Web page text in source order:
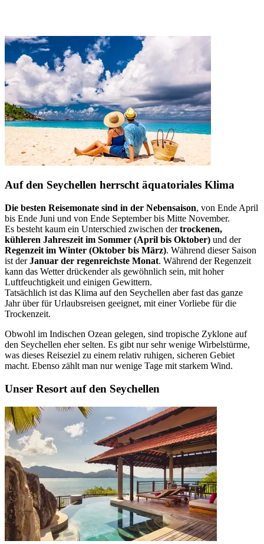
Auf den Seychellen herrscht äquatoriales Klima
Die besten Reisemonate sind in der Nebensaison, von Ende April
bis Ende Juni und von Ende September bis Mitte November.
Es besteht kaum ein Unterschied zwischen dertrockenen,
kühleren Jahreszeit im Sommer (April bis Oktober) und der
Regenzeit im Winter (Oktober bis März). Während dieser Saison
ist derJanuar der regenreichste Monat. Während der Regenzeit
kann das Wetter drückender als gewöhnlich sein, mit hoher
Luftfeuchtigkeit und einigen Gewittern.
Tatsächlich ist das Klima auf den Seychellen aber fast das ganze
Jahr über für Urlaubsreisen geeignet, mit einer Vorliebe für die
Trockenzeit.
Obwohl im Indischen Ozean gelegen, sind tropische Zyklone auf
den Seychellen eher selten. Es gibt nur sehr wenige Wirbelstürme,
was dieses Reiseziel zu einem relativ ruhigen, sicheren Gebiet
macht. Ebenso zählt man nur wenige Tage mit starkem Wind.
Unser Resort auf den Seychellen